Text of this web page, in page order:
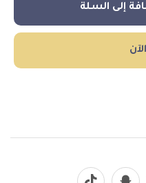
إلى السلة